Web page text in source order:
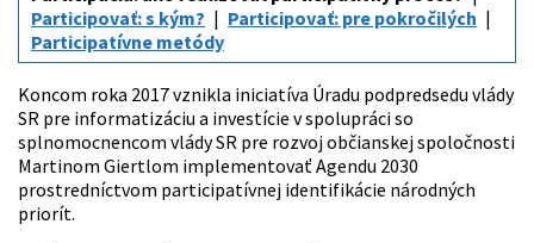
Participovať: s kým?
Participovať: pre pokročilých
Participatívne metódy
Koncom roka 2017 vznikla iniciatíva Úradu podpredsedu vlády
SR pre informatizáciu a investície v spolupráci so
splnomocnencom vlády SR pre rozvoj občianskej spoločnosti
Martinom Giertlom implementovať Agendu 2030
prostredníctvom participatívnej identifikácie národných
priorít.